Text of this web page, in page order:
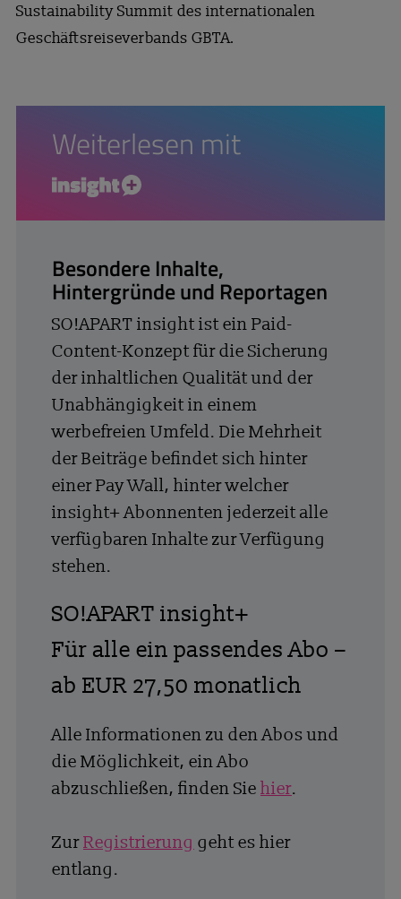
Sustainability Summit des internationalen
Geschäftsreiseverbands GBTA.
Weiterlesen mit
insight+
Besondere Inhalte,
Hintergründe und Reportagen
SO!APART insight ist ein Paid-
Content-Konzept für die Sicherung
der inhaltlichen Qualität und der
Unabhängigkeit in einem
werbefreien Umfeld. Die Mehrheit
der Beiträge befindet sich hinter
einer Pay Wall, hinter welcher
insight+ Abonnenten jederzeit alle
verfügbaren Inhalte zur Verfügung
stehen.
SO!APART insight+
Für alle ein passendes Abo –
ab EUR 27,50 monatlich
Alle Informationen zu den Abos und
die Möglichkeit, ein Abo
abzuschließen, finden Sie hier.
ZurRegistrierung geht es hier
entlang.